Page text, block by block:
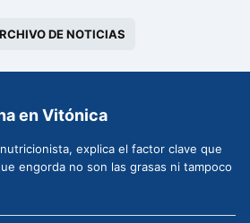
DE NOTICIAS
en Vitónica
explica el factor clave que
engorda no son las grasas ni tampoco